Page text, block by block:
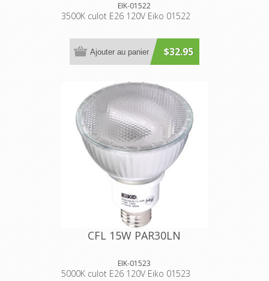
EIK-01522
3500K culot E26 120V Eiko 01522
$32.95
Ajouter au panier
CFL 15W PAR30LN
EIK-01523
5000K culot E26 120V Eiko 01523